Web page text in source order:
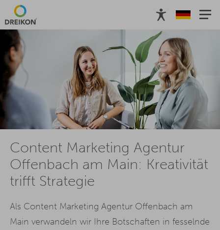
Content Marketing Agentur
Offenbach am Main: Kreativität
trifft Strategie
Als Content Marketing Agentur Offenbach am
Main verwandeln wir Ihre Botschaften in fesselnde